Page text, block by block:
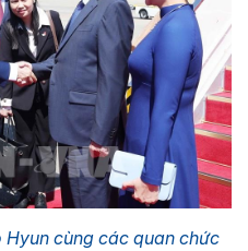
cùng các quan chức